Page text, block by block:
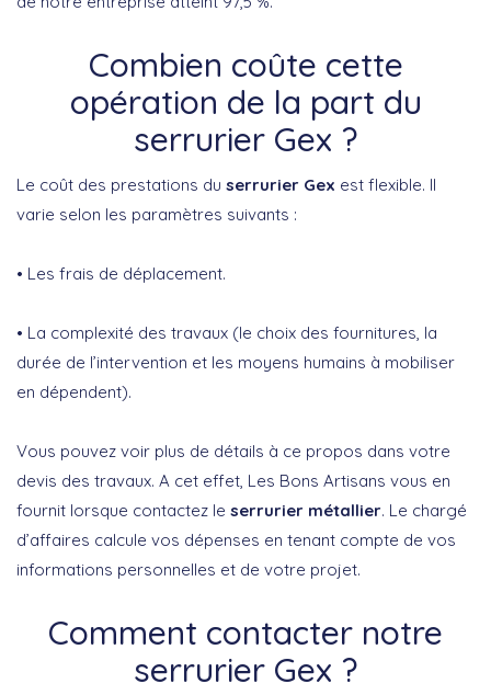
Combien coûte cette
opération de la part du
serrurier Gex ?
Le coût des prestations du serrurier Gex est flexible. Il
varie selon les paramètres suivants :
• Les frais de déplacement.
• La complexité des travaux (le choix des fournitures, la
durée de l’intervention et les moyens humains à mobiliser
en dépendent).
Vous pouvez voir plus de détails à ce propos dans votre
devis des travaux. A cet effet, Les Bons Artisans vous en
fournit lorsque contactez le serrurier métallier. Le chargé
d’affaires calcule vos dépenses en tenant compte de vos
informations personnelles et de votre projet.
Comment contacter notre
serrurier Gex ?